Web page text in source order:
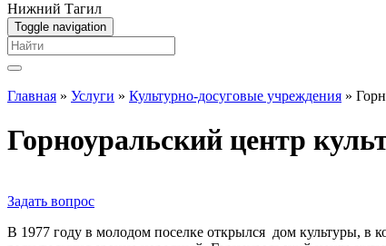
Нижний Тагил
Toggle navigation
Вы здесь
Главная » Услуги » Культурно-досуговые учреждения »
Горноуральский центр
Задать вопрос
В 1977 году в молодом поселке открылся дом культуры, в